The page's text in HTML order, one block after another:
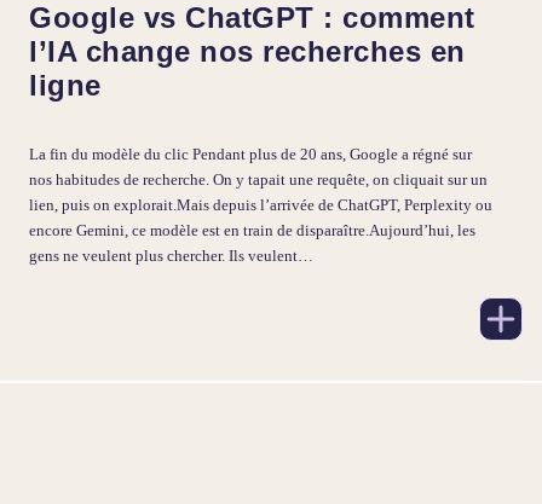
Google vs ChatGPT : comment
l’IA change nos recherches en
ligne
La fin du modèle du clic Pendant plus de 20 ans, Google a régné sur
nos habitudes de recherche. On y tapait une requête, on cliquait sur un
lien, puis on explorait.Mais depuis l’arrivée de ChatGPT, Perplexity ou
encore Gemini, ce modèle est en train de disparaître.Aujourd’hui, les
gens ne veulent plus chercher. Ils veulent…